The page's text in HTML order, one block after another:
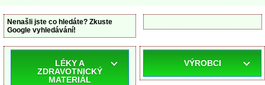
Nenašli jste co hledáte? Zkuste
Google vyhledávání!
LÉKY A
ZDRAVOTNICKÝ
MATERIÁL
VÝROBCI